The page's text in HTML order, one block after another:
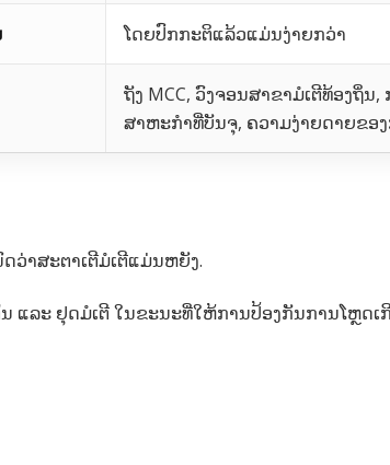
ໂດຍປົກກະຕິແລ້ວແມ່ນງ່າຍກວ່າ
ຖັງ MCC, ວົງຈອນສາຂາມໍເຕີທ້ອງຖິ່ນ
ສາຫະກໍາທີ່ບັນຈຸ, ຄວາມງ່າຍດາຍຂອ
ວ່າສະຕາເຕີມໍເຕີແມ່ນຫຍັງ.
ແລະ ຢຸດມໍເຕີ ໃນຂະນະທີ່ໃຫ້ການປ້ອງກັນການໂຫຼ